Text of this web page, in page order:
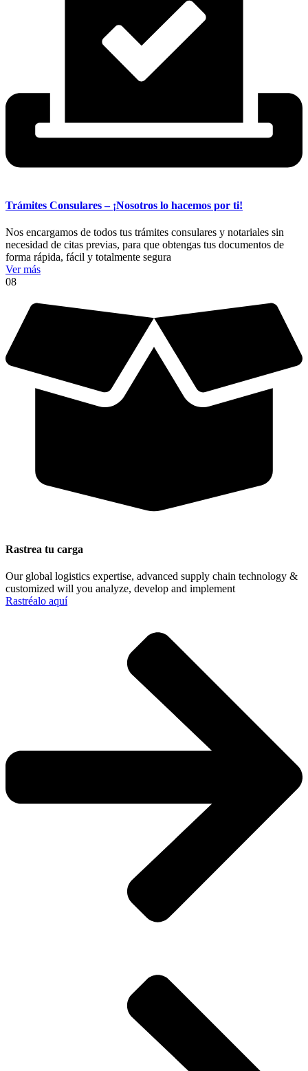
Trámites Consulares – ¡Nosotros lo hacemos por ti!
Nos encargamos de todos tus trámites consulares y notariales sin
necesidad de citas previas, para que obtengas tus documentos de
forma rápida, fácil y totalmente segura
Ver más
08
Rastrea tu carga
Our global logistics expertise, advanced supply chain technology &
customized will you analyze, develop and implement
Rastréalo aquí